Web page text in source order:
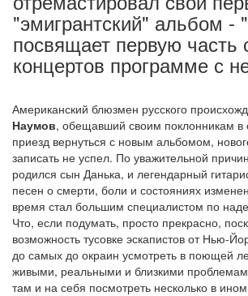
"эмигрантский" альбом -
посвящает первую часть
концертов программе с
Американский блюзмен русского
Наумов, обещавший своим поклонникам
приезд вернуться с новым альбомом,
записать не успел. По уважительной
родился сын Данька, и легендарный
песен о смерти, боли и состояниях
время стал большим специалистом по
Что, если подумать, просто прекрасно,
возможность тусовке эскапистов от Нью-
до самых до окраин усмотреть в поющей
живыми, реальными и близкими
там и на себя посмотреть несколько в